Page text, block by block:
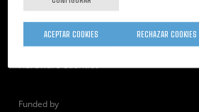
Nanomateriales
Microscopía de Detección Cuántica
Nanoingeniería
Hardware Cuántico
Funded by
RECHAZAR COOKIES
ACEPTAR COOKIES